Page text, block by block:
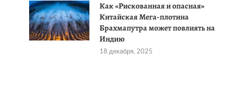
Как «Рискованная и опасная»
Китайская Мега-плотина
Брахмапутра может повлиять на
Индию
18 декабря, 2025